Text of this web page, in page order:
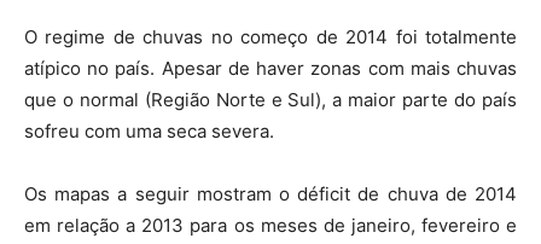
O regime de chuvas no começo de 2014 foi totalmente
atípico no país. Apesar de haver zonas com mais chuvas
que o normal (Região Norte e Sul), a maior parte do país
sofreu com uma seca severa.
Os mapas a seguir mostram o déficit de chuva de 2014
em relação a 2013 para os meses de janeiro, fevereiro e